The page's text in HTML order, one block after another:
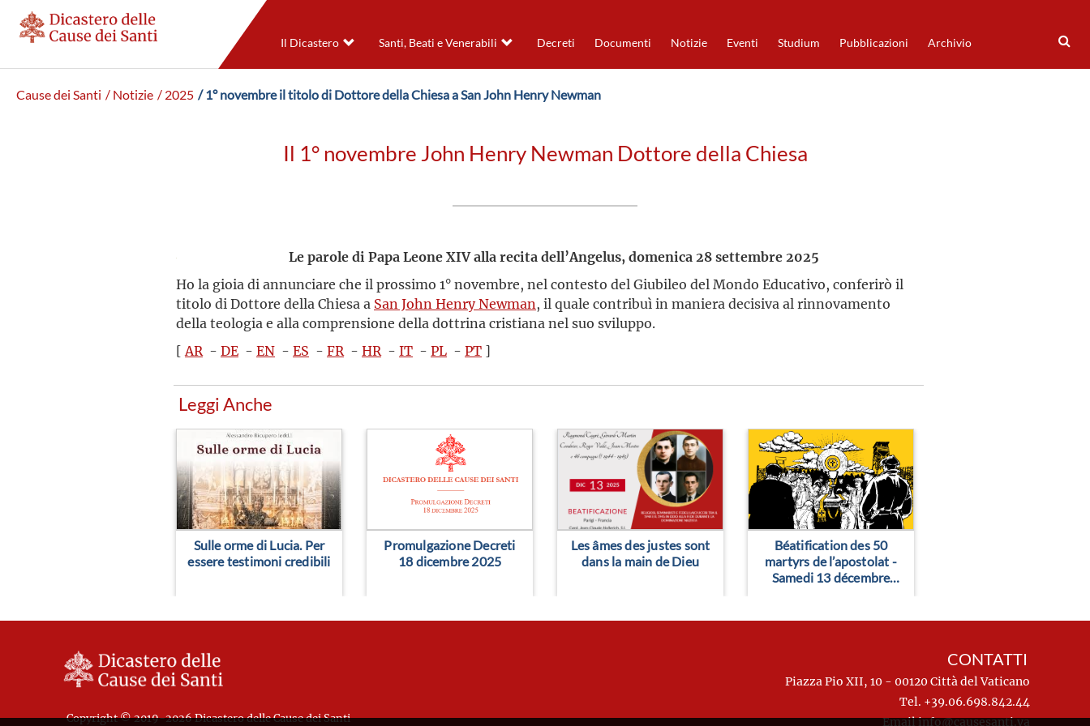
Il Dicastero Santi, Beati e Venerabili Decreti Documenti Notizie Eventi Studium Pubblicazioni Archivio
Cause dei Santi / Notizie / 2025 / 1° novembre il titolo di Dottore della Chiesa a San John Henry Newman
Il 1° novembre John Henry Newman Dottore della Chiesa
Le parole di Papa Leone XIV alla recita dell’Angelus, domenica 28 settembre 2025
Ho la gioia di annunciare che il prossimo 1° novembre, nel contesto del Giubileo del Mondo Educativo, conferirò il
titolo di Dottore della Chiesa a San John Henry Newman, il quale contribuì in maniera decisiva al rinnovamento
della teologia e alla comprensione della dottrina cristiana nel suo sviluppo.
[ AR - DE - EN - ES - FR - HR - IT - PL - PT ]
Leggi Anche
Sulle orme di Lucia. Per
essere testimoni credibili
> Leggi altro
Promulgazione Decreti
18 dicembre 2025
> Leggi altro
Les âmes des justes sont
dans la main de Dieu
> Leggi altro
Béatification des 50
martyrs de l’apostolat -
Samedi 13 décembre
Copyright © 2019-2026 Dicastero delle Cause dei Santi
CONTATTI
Piazza Pio XII, 10 - 00120 Città del Vaticano
Tel. +39.06.698.842.44
Emailinfo@causesanti.va